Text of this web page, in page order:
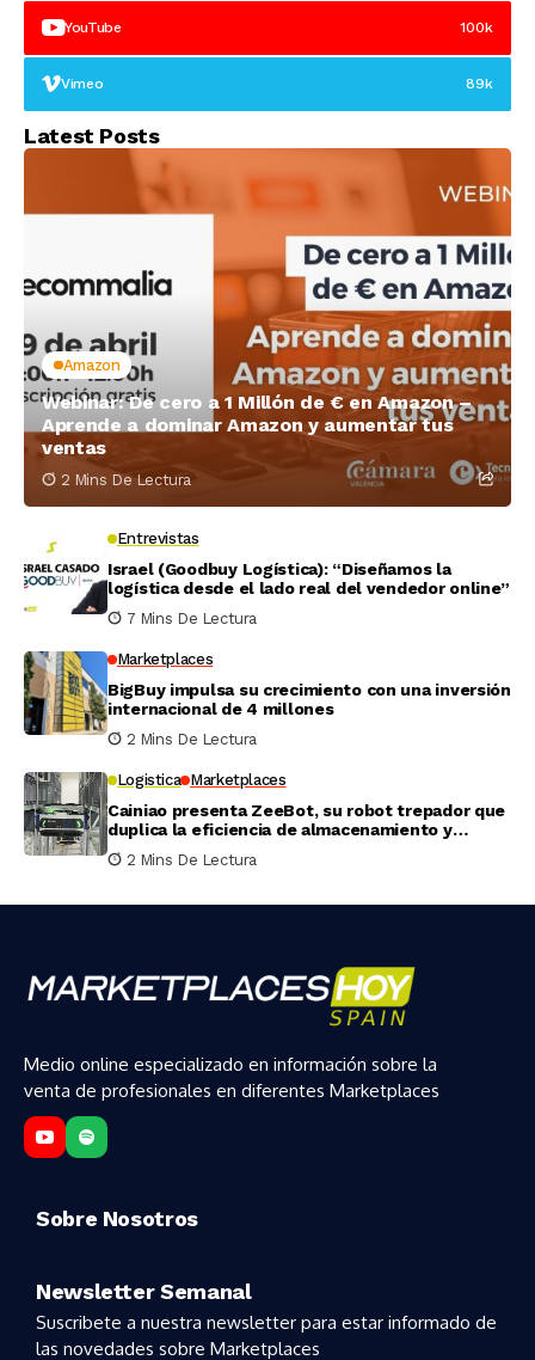
YouTube 100k
Vimeo 89k
Latest Posts
Amazon
Webinar: De cero a 1 Millón de € en Amazon –
Aprende a dominar Amazon y aumentar tus
ventas
2 Mins De Lectura
Entrevistas
Israel (Goodbuy Logística): “Diseñamos la
logística desde el lado real del vendedor online”
7 Mins De Lectura
Marketplaces
BigBuy impulsa su crecimiento con una inversión
internacional de 4 millones
2 Mins De Lectura
Logistica Marketplaces
Cainiao presenta ZeeBot, su robot trepador que
duplica la eficiencia de almacenamiento y
recogida en pruebas reales
2 Mins De Lectura
Medio online especializado en información sobre la
venta de profesionales en diferentes Marketplaces
Sobre Nosotros
Newsletter Semanal
Suscribete a nuestra newsletter para estar informado de
las novedades sobre Marketplaces